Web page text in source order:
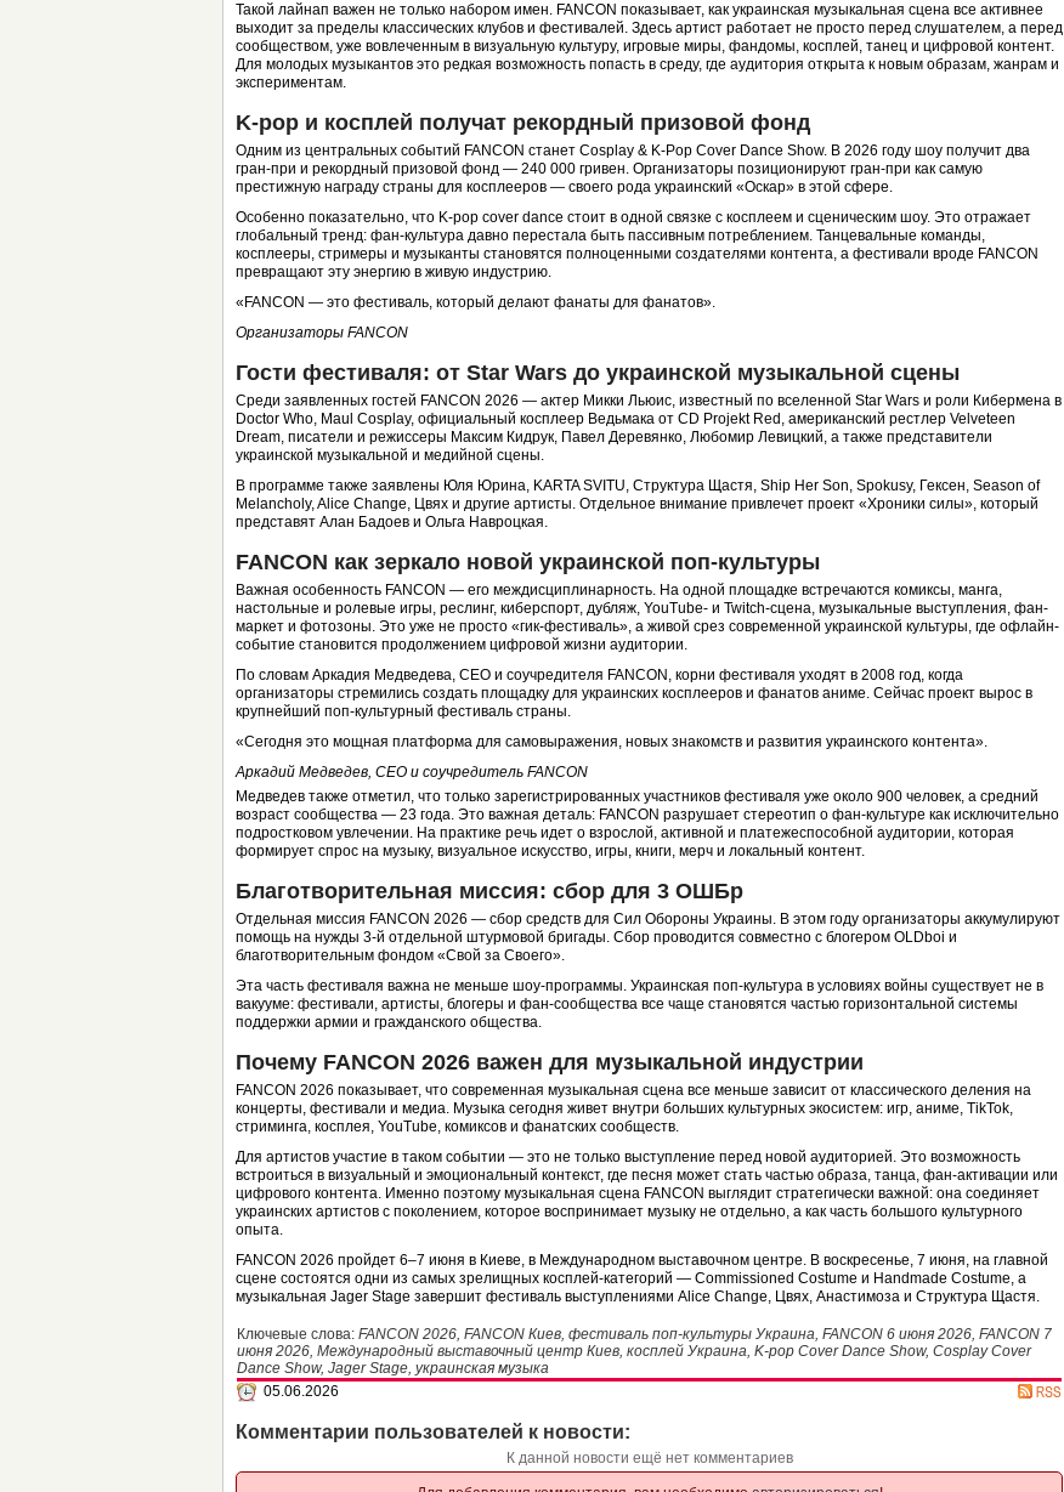
Такой лайнап важен не только набором имен. FANCON показывает, как украинская музыкальная сцена все активнее
выходит за пределы классических клубов и фестивалей. Здесь артист работает не просто перед слушателем, а перед
сообществом, уже вовлеченным в визуальную культуру, игровые миры, фандомы, косплей, танец и цифровой контент.
Для молодых музыкантов это редкая возможность попасть в среду, где аудитория открыта к новым образам, жанрам и
экспериментам.
K-pop и косплей получат рекордный призовой фонд
Одним из центральных событий FANCON станет Cosplay & K-Pop Cover Dance Show. В 2026 году шоу получит два
гран-при и рекордный призовой фонд — 240 000 гривен. Организаторы позиционируют гран-при как самую
престижную награду страны для косплееров — своего рода украинский «Оскар» в этой сфере.
Особенно показательно, что K-pop cover dance стоит в одной связке с косплеем и сценическим шоу. Это отражает
глобальный тренд: фан-культура давно перестала быть пассивным потреблением. Танцевальные команды,
косплееры, стримеры и музыканты становятся полноценными создателями контента, а фестивали вроде FANCON
превращают эту энергию в живую индустрию.
«FANCON — это фестиваль, который делают фанаты для фанатов».
Организаторы FANCON
Гости фестиваля: от Star Wars до украинской музыкальной сцены
Среди заявленных гостей FANCON 2026 — актер Микки Льюис, известный по вселенной Star Wars и роли Кибермена в
Doctor Who, Maul Cosplay, официальный косплеер Ведьмака от CD Projekt Red, американский рестлер Velveteen
Dream, писатели и режиссеры Максим Кидрук, Павел Деревянко, Любомир Левицкий, а также представители
украинской музыкальной и медийной сцены.
В программе также заявлены Юля Юрина, KARTA SVITU, Структура Щастя, Ship Her Son, Spokusy, Гексен, Season of
Melancholy, Alice Change, Цвях и другие артисты. Отдельное внимание привлечет проект «Хроники силы», который
представят Алан Бадоев и Ольга Навроцкая.
FANCON как зеркало новой украинской поп-культуры
Важная особенность FANCON — его междисциплинарность. На одной площадке встречаются комиксы, манга,
настольные и ролевые игры, реслинг, киберспорт, дубляж, YouTube- и Twitch-сцена, музыкальные выступления, фан-
маркет и фотозоны. Это уже не просто «гик-фестиваль», а живой срез современной украинской культуры, где офлайн-
событие становится продолжением цифровой жизни аудитории.
По словам Аркадия Медведева, СЕО и соучредителя FANCON, корни фестиваля уходят в 2008 год, когда
организаторы стремились создать площадку для украинских косплееров и фанатов аниме. Сейчас проект вырос в
крупнейший поп-культурный фестиваль страны.
«Сегодня это мощная платформа для самовыражения, новых знакомств и развития украинского контента».
Аркадий Медведев, СЕО и соучредитель FANCON
Медведев также отметил, что только зарегистрированных участников фестиваля уже около 900 человек, а средний
возраст сообщества — 23 года. Это важная деталь: FANCON разрушает стереотип о фан-культуре как исключительно
подростковом увлечении. На практике речь идет о взрослой, активной и платежеспособной аудитории, которая
формирует спрос на музыку, визуальное искусство, игры, книги, мерч и локальный контент.
Благотворительная миссия: сбор для 3 ОШБр
Отдельная миссия FANCON 2026 — сбор средств для Сил Обороны Украины. В этом году организаторы аккумулируют
помощь на нужды 3-й отдельной штурмовой бригады. Сбор проводится совместно с блогером OLDboi и
благотворительным фондом «Свой за Своего».
Эта часть фестиваля важна не меньше шоу-программы. Украинская поп-культура в условиях войны существует не в
вакууме: фестивали, артисты, блогеры и фан-сообщества все чаще становятся частью горизонтальной системы
поддержки армии и гражданского общества.
Почему FANCON 2026 важен для музыкальной индустрии
FANCON 2026 показывает, что современная музыкальная сцена все меньше зависит от классического деления на
концерты, фестивали и медиа. Музыка сегодня живет внутри больших культурных экосистем: игр, аниме, TikTok,
стриминга, косплея, YouTube, комиксов и фанатских сообществ.
Для артистов участие в таком событии — это не только выступление перед новой аудиторией. Это возможность
встроиться в визуальный и эмоциональный контекст, где песня может стать частью образа, танца, фан-активации или
цифрового контента. Именно поэтому музыкальная сцена FANCON выглядит стратегически важной: она соединяет
украинских артистов с поколением, которое воспринимает музыку не отдельно, а как часть большого культурного
опыта.
FANCON 2026 пройдет 6–7 июня в Киеве, в Международном выставочном центре. В воскресенье, 7 июня, на главной
сцене состоятся одни из самых зрелищных косплей-категорий — Commissioned Costume и Handmade Costume, а
музыкальная Jager Stage завершит фестиваль выступлениями Alice Change, Цвях, Анастимоза и Структура Щастя.
Ключевые слова: FANCON 2026, FANCON Киев, фестиваль поп-культуры Украина, FANCON 6 июня 2026, FANCON 7
июня 2026, Международный выставочный центр Киев, косплей Украина, K-pop Cover Dance Show, Cosplay Cover
Dance Show, Jager Stage, украинская музыка
05.06.2026
Комментарии пользователей к новости:
К данной новости ещё нет комментариев